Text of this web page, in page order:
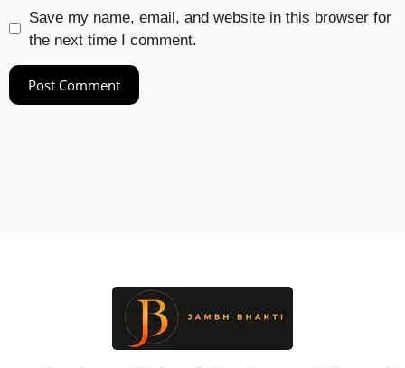
Save my name, email, and website in this browser for
the next time I comment.